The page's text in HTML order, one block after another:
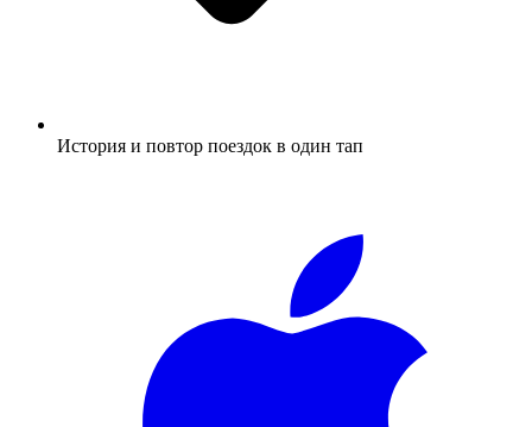
История и повтор поездок в один тап